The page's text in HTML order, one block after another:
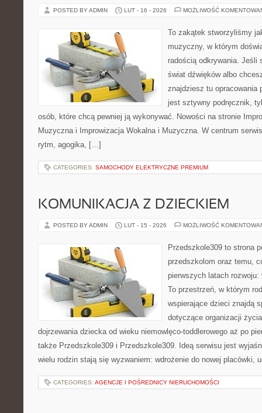
POSTED BY ADMIN LUT - 16 - 2026 MOŻLIWOŚĆ
To zakątek stworzyliśmy
muzyczny, w którym
radością odkrywania. Jeśli
świat dźwięków albo
znajdziesz tu opracowania
jest sztywny podręcznik,
osób, które chcą pewniej ją wykonywać. Nowości na stronie
Muzyczna i Improwizacja Wokalna i Muzyczna. W centrum
rytm, agogika, […]
CATEGORIES: SAMOCHODY ELEKTRYCZNE PREMIUM
KOMUNIKACJA Z DZIECKIEM
POSTED BY ADMIN LUT - 15 - 2026 MOŻLIWOŚĆ
Przedszkole309 to strona
przedszkolom oraz temu,
pierwszych latach
To przestrzeń, w którym
wspierające dzieci znajdą
dotyczące organizacji
dojrzewania dziecka od wieku niemowlęco-toddlerowego aż po
także Przedszkole309 i Przedszkole309. Ideą serwisu jest
wielu rodzin stają się wyzwaniem: wdrożenie do nowej
CATEGORIES: AGENCJE I POŚREDNICY NIERUCHOMOŚCI